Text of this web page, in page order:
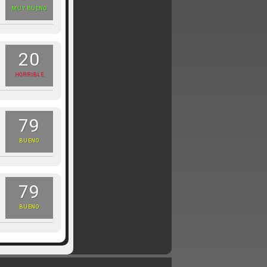
MUY BUENO
20
HORRIBLE
79
BUENO
79
BUENO